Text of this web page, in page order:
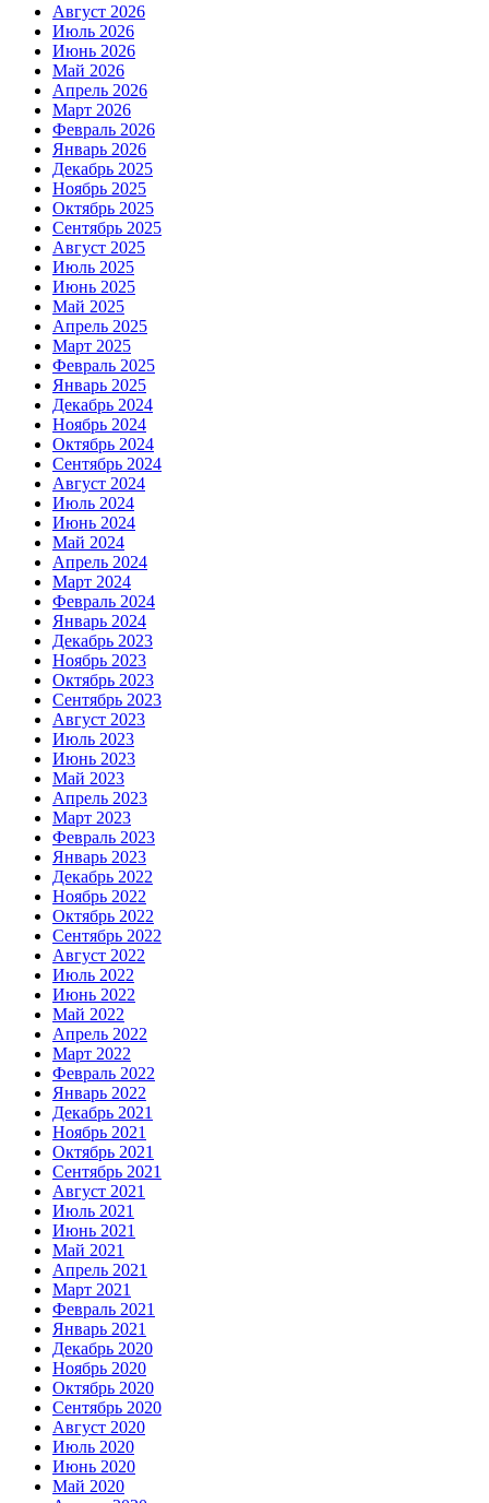
Август 2026
Июль 2026
Июнь 2026
Май 2026
Апрель 2026
Март 2026
Февраль 2026
Январь 2026
Декабрь 2025
Ноябрь 2025
Октябрь 2025
Сентябрь 2025
Август 2025
Июль 2025
Июнь 2025
Май 2025
Апрель 2025
Март 2025
Февраль 2025
Январь 2025
Декабрь 2024
Ноябрь 2024
Октябрь 2024
Сентябрь 2024
Август 2024
Июль 2024
Июнь 2024
Май 2024
Апрель 2024
Март 2024
Февраль 2024
Январь 2024
Декабрь 2023
Ноябрь 2023
Октябрь 2023
Сентябрь 2023
Август 2023
Июль 2023
Июнь 2023
Май 2023
Апрель 2023
Март 2023
Февраль 2023
Январь 2023
Декабрь 2022
Ноябрь 2022
Октябрь 2022
Сентябрь 2022
Август 2022
Июль 2022
Июнь 2022
Май 2022
Апрель 2022
Март 2022
Февраль 2022
Январь 2022
Декабрь 2021
Ноябрь 2021
Октябрь 2021
Сентябрь 2021
Август 2021
Июль 2021
Июнь 2021
Май 2021
Апрель 2021
Март 2021
Февраль 2021
Январь 2021
Декабрь 2020
Ноябрь 2020
Октябрь 2020
Сентябрь 2020
Август 2020
Июль 2020
Июнь 2020
Май 2020